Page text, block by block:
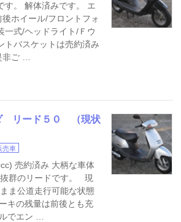
す。 解体済みです。 エ
ホイール/フロントフォ
一式/ヘッドライト/Ｆウ
トバスケットは売約済み
非ご …
リード５０ （現状
売車
売約済み 大柄な車体
群のリードです。 現
ま公道走行可能な状態
キの残量は前後とも充
でエン …